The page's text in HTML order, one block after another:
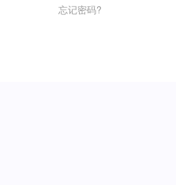
忘记密码?